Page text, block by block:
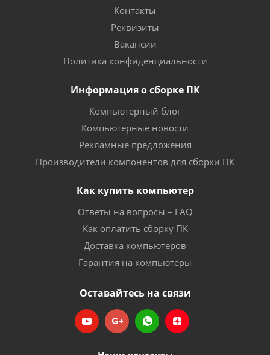
Контакты
Реквизиты
Вакансии
Политика конфиденциальности
Информация о сборке ПК
Компьютерный блог
Компьютерные новости
Рекламные предложения
Производители компонентов для сборки ПК
Как купить компьютер
Ответы на вопросы – FAQ
Как оплатить сборку ПК
Доставка компьютеров
Гарантия на компьютеры
Оставайтесь на связи